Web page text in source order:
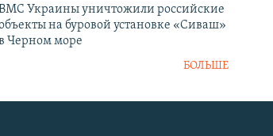
Украины уничтожили российские
на буровой установке «Сиваш»
Черном море
БОЛЬШЕ